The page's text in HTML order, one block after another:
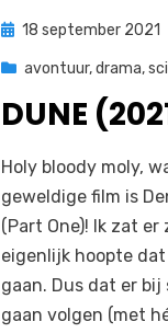
Geplaatst
18 september 2021
avontuur,drama,
DUNE
doorFilmofiel.nl
Holy bloody moly,
geweldige film is
(Part One)! Ik zat er
eigenlijk hoopte
gaan. Dus dat er
gaan volgen (met